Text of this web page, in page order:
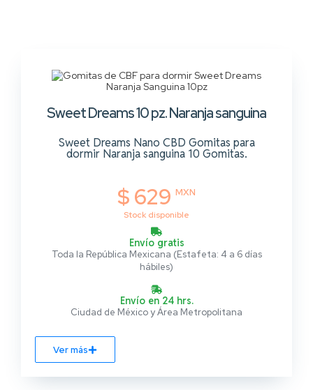
Sweet Dreams 10 pz. Naranja sanguina
Sweet Dreams Nano CBD Gomitas para
dormir Naranja sanguina 10 Gomitas.
$ 629 MXN
Stock disponible
Envío gratis
Toda la República Mexicana (Estafeta: 4 a 6 días
hábiles)
Envío en 24 hrs.
Ciudad de México y Área Metropolitana
Ver más